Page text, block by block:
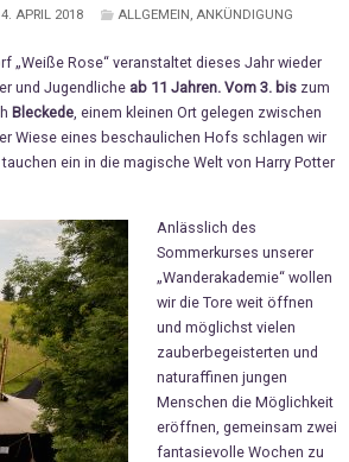
APRIL 2018 ALLGEMEIN, ANKÜNDIGUNG
„Weiße Rose“ veranstaltet dieses Jahr wieder
und Jugendliche ab 11 Jahren. Vom 3. bis zum
Bleckede, einem kleinen Ort gelegen zwischen
Wiese eines beschaulichen Hofs schlagen wir
ein in die magische Welt von Harry Potter
Anlässlich des
Sommerkurses unserer
„Wanderakademie“ wollen
wir die Tore weit öffnen
und möglichst vielen
zauberbegeisterten und
naturaffinen jungen
Menschen die Möglichkeit
eröffnen, gemeinsam zwei
fantasievolle Wochen zu